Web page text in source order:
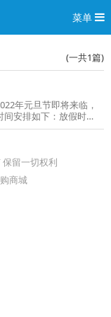
菜单
(一共1篇)
年元旦节即将来临，
间安排如下：放假时
时间将会在原发货天数
留一切权利
商城